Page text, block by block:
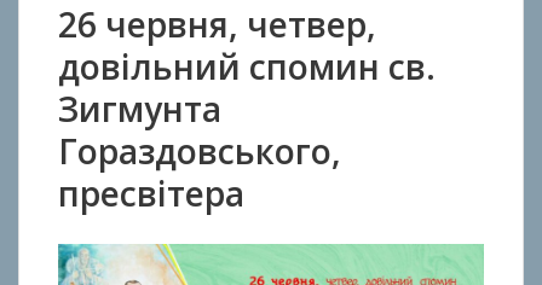
26 червня, четвер,
довільний спомин св.
Зигмунта
Гораздовського,
пресвітера